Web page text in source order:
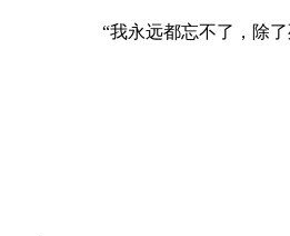
“我永远都忘不了，除